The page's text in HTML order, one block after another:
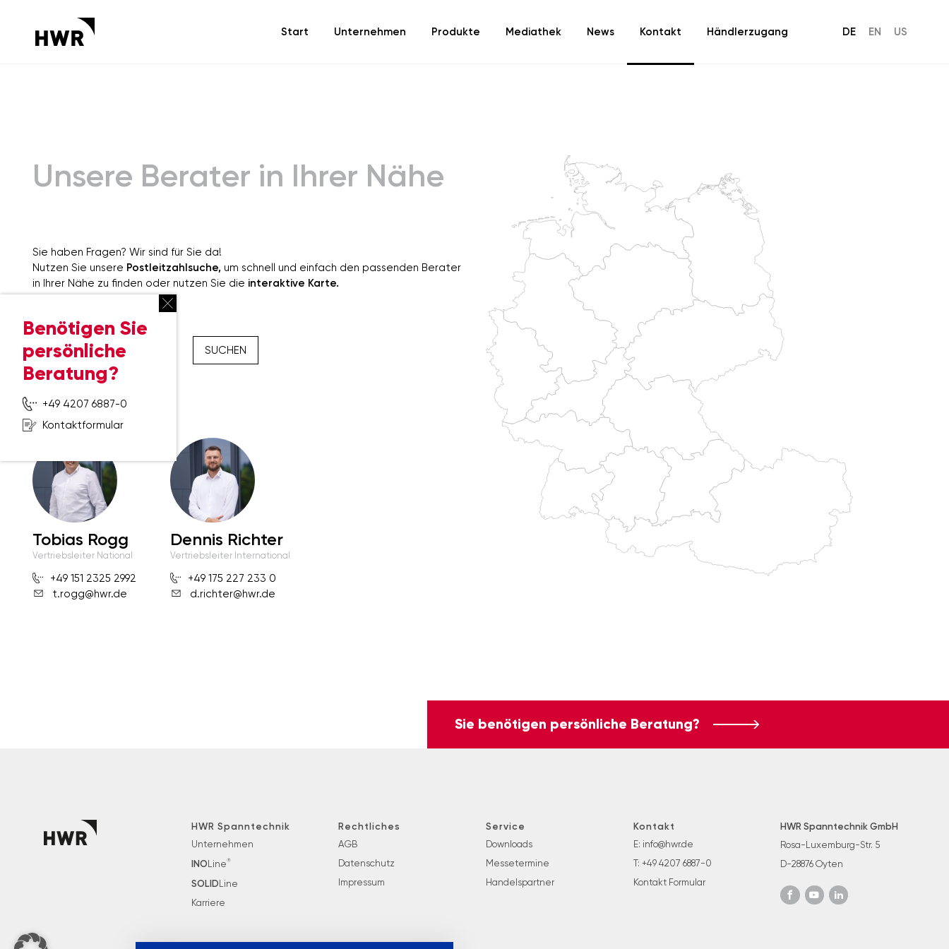
Benötigen Sie
persönliche
Beratung?
+49 4207 6887-0
Kontaktformular
Start Unternehmen Produkte Mediathek News Kontakt Händlerzugang DE EN US
Unsere Berater in Ihrer Nähe
Sie haben Fragen? Wir sind für Sie da!
Nutzen Sie unsere Postleitzahlsuche, um schnell und einfach den passenden Berater
in Ihrer Nähe zu finden oder nutzen Sie die interaktive Karte.
POSTLEITZAHL SUCHEN
Tobias Rogg
Vertriebsleiter National
+49 151 2325 2992
t.rogg@hwr.de
Dennis Richter
Vertriebsleiter International
+49 175 227 233 0
d.richter@hwr.de
Sie benötigen persönliche Beratung?
HWR Spanntechnik
Unternehmen
INO Line®
SOLID Line
Karriere
Rechtliches
AGB
Datenschutz
Impressum
Service
Downloads
Messetermine
Handelspartner
Kontakt
E: info@hwr.de
T: +49 4207 6887-0
Kontakt Formular
HWR Spanntechnik GmbH
Rosa-Luxemburg-Str. 5
D-28876 Oyten